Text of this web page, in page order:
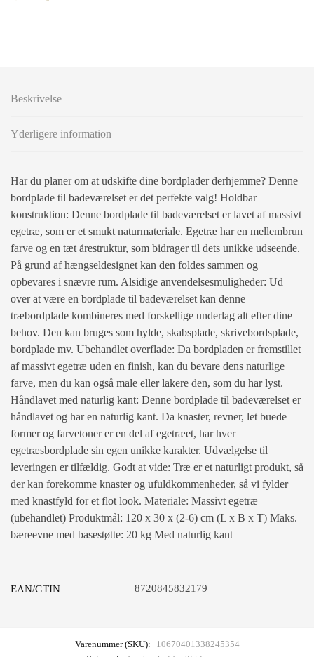
Beskrivelse
Yderligere information
Har du planer om at udskifte dine bordplader derhjemme? Denne
bordplade til badeværelset er det perfekte valg! Holdbar
konstruktion: Denne bordplade til badeværelset er lavet af massivt
egetræ, som er et smukt naturmateriale. Egetræ har en mellembrun
farve og en tæt årestruktur, som bidrager til dets unikke udseende.
På grund af hængseldesignet kan den foldes sammen og
opbevares i snævre rum. Alsidige anvendelsesmuligheder: Ud
over at være en bordplade til badeværelset kan denne
træbordplade kombineres med forskellige underlag alt efter dine
behov. Den kan bruges som hylde, skabsplade, skrivebordsplade,
bordplade mv. Ubehandlet overflade: Da bordpladen er fremstillet
af massivt egetræ uden en finish, kan du bevare dens naturlige
farve, men du kan også male eller lakere den, som du har lyst.
Håndlavet med naturlig kant: Denne bordplade til badeværelset er
håndlavet og har en naturlig kant. Da knaster, revner, let buede
former og farvetoner er en del af egetræet, har hver
egetræsbordplade sin egen unikke karakter. Udvælgelse til
leveringen er tilfældig. Godt at vide: Træ er et naturligt produkt, så
der kan forekomme knaster og ufuldkommenheder, så vi fylder
med knastfyld for et flot look. Materiale: Massivt egetræ
(ubehandlet) Produktmål: 120 x 30 x (2-6) cm (L x B x T) Maks.
bæreevne med basestøtte: 20 kg Med naturlig kant
EAN/GTIN 8720845832179
Varenummer (SKU):
10670401338245354